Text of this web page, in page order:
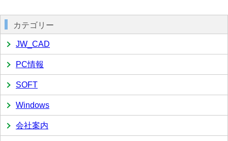
カテゴリー
JW_CAD
PC情報
SOFT
Windows
会社案内